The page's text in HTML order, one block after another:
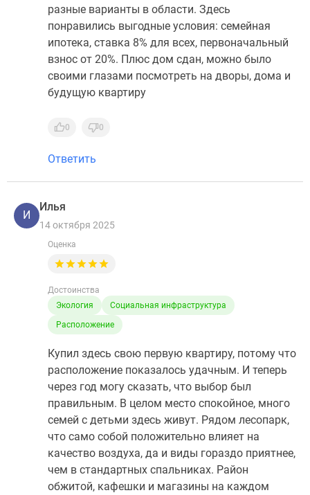
разные варианты в области. Здесь
понравились выгодные условия: семейная
ипотека, ставка 8% для всех, первоначальный
взнос от 20%. Плюс дом сдан, можно было
своими глазами посмотреть на дворы, дома и
будущую квартиру
0 0
Ответить
И
Илья
14 октября 2025
Оценка
Достоинства
Экология
Социальная инфраструктура
Расположение
Купил здесь свою первую квартиру, потому что
расположение показалось удачным. И теперь
через год могу сказать, что выбор был
правильным. В целом место спокойное, много
семей с детьми здесь живут. Рядом лесопарк,
что само собой положительно влияет на
качество воздуха, да и виды гораздо приятнее,
чем в стандартных спальниках. Район
обжитой, кафешки и магазины на каждом